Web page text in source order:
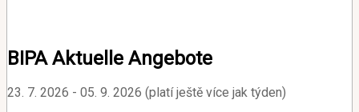
BIPA Aktuelle Angebote
23. 7. 2026 - 05. 9. 2026 (platí ještě více jak týden)